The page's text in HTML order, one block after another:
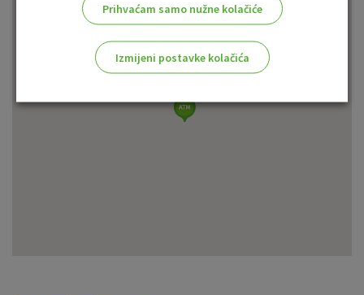
Prihvaćam samo nužne kolačiće
Izmijeni postavke kolačića